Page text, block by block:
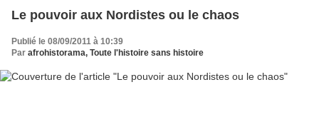
Le pouvoir aux Nordistes ou le chaos
Publié le 08/09/2011 à 10:39
Par afrohistorama, Toute l'histoire sans histoire